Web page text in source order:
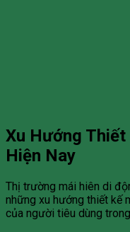
Xu Hướng
Hiện Nay
Thị trường mái hiên di
những xu hướng thiết kế
của người tiêu dùng